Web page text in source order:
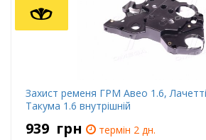
Захист ременя ГРМ Авео 1.6,
Такума 1.6 внутрішній
939 грн
термін 2 дн.